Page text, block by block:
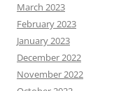
March 2023
February 2023
January 2023
December 2022
November 2022